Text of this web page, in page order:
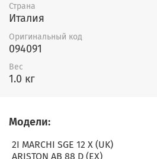
Страна
Италия
Оригинальный код
094091
Вес
1.0 кг
Модели:
2I MARCHI SGE 12 X (UK)
ARISTON AB 88 D (EX)